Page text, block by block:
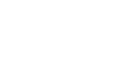
favoritos